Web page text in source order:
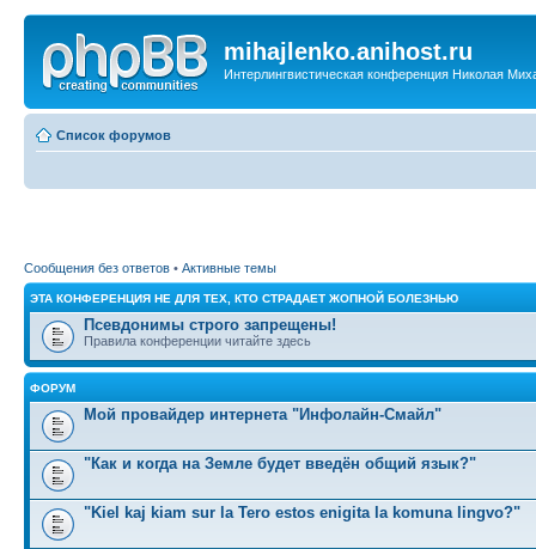
mihajlenko.anihost.ru
Интерлингвистическая конференция Николая
Список форумов
Сообщения без ответов • Активные темы
ЭТА КОНФЕРЕНЦИЯ НЕ ДЛЯ ТЕХ, КТО СТРАДАЕТ ЖОПНОЙ БОЛЕЗНЬЮ
Псевдонимы строго запрещены!
Правила конференции читайте здесь
ФОРУМ
Мой провайдер интернета "Инфолайн-Смайл"
"Как и когда на Земле будет введён общий язык?"
"Kiel kaj kiam sur la Tero estos enigita la komuna lingvo?"